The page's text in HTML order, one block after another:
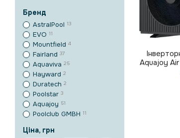
Aquajoy Air
Бренд
AstralPool 13
EVO 11
Mountfield 4
Fairland 37
Aquaviva 25
Hayward 2
Duratech 2
Poolstar 3
Aquajoy 51
Poolclub GMBH 11
Ціна, грн